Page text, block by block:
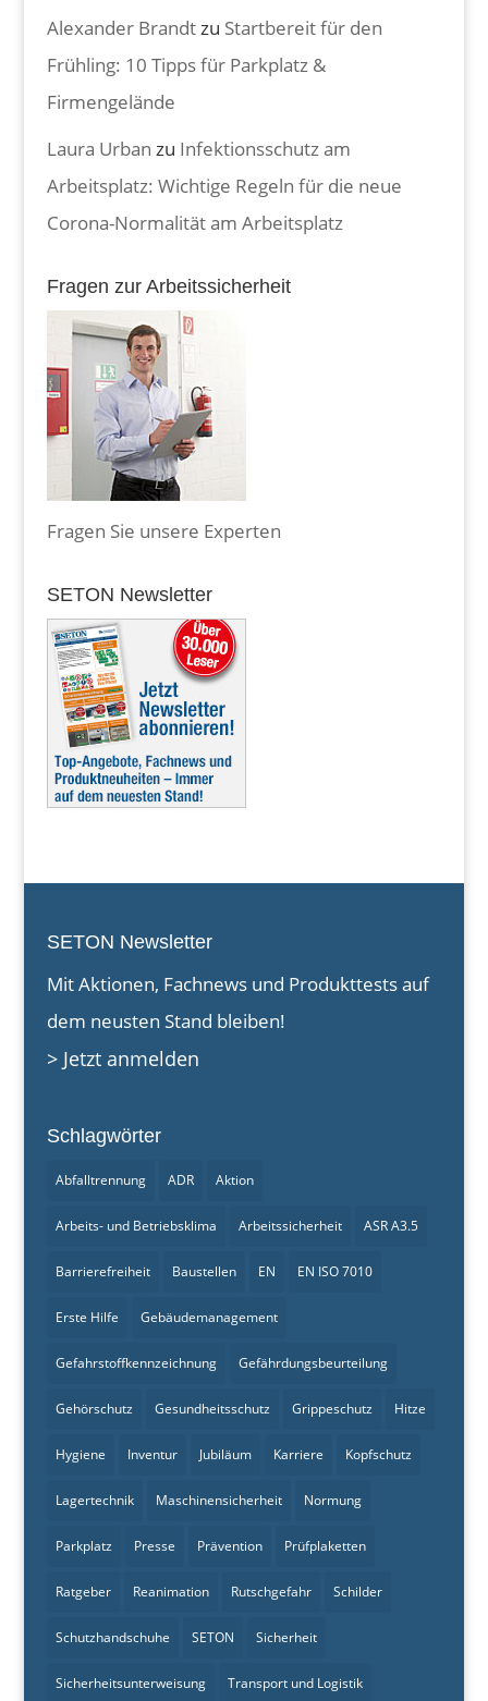
Alexander Brandtzu Startbereit für den
Frühling: 10 Tipps für Parkplatz &
Firmengelände
Laura Urban zu Infektionsschutz am
Arbeitsplatz: Wichtige Regeln für die neue
Corona-Normalität am Arbeitsplatz
Fragen zur Arbeitssicherheit
Fragen Sie unsere Experten
SETON Newsletter
SETON Newsletter
Mit Aktionen, Fachnews und Produkttests auf
dem neusten Stand bleiben!
> Jetzt anmelden
Schlagwörter
Abfalltrennung ADR Aktion
Arbeits- und Betriebsklima Arbeitssicherheit ASR A3.5
Barrierefreiheit Baustellen EN EN ISO 7010
Erste Hilfe Gebäudemanagement
Gefahrstoffkennzeichnung Gefährdungsbeurteilung
Gehörschutz Gesundheitsschutz Grippeschutz Hitze
Hygiene Inventur Jubiläum Karriere Kopfschutz
Lagertechnik Maschinensicherheit Normung
Parkplatz Presse Prävention Prüfplaketten
Ratgeber Reanimation Rutschgefahr Schilder
Schutzhandschuhe SETON Sicherheit
Sicherheitsunterweisung Transport und Logistik